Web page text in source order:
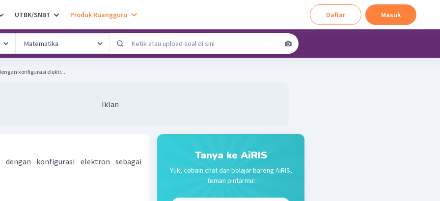
UTBK/SNBT Produk Ruangguru Daftar Masuk
konfigurasi elektr...
Iklan
dengan konfigurasi elektron sebagai
Tanya ke AiRIS
Yuk, cobain chat dan belajar bareng AiRIS,
teman pintarmu!